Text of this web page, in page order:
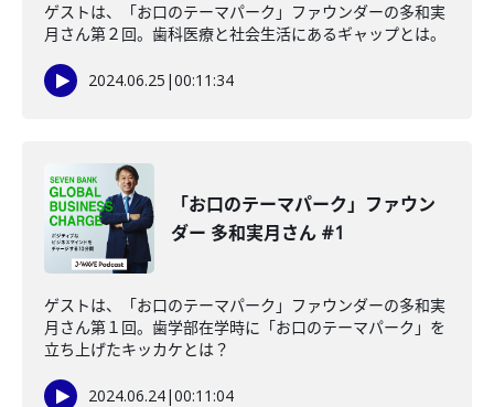
ゲストは、「お口のテーマパーク」ファウンダーの多和実
月さん第２回。歯科医療と社会生活にあるギャップとは。
2024.06.25 |00:11:34
「お口のテーマパーク」ファウン
ダー 多和実月さん #1
ゲストは、「お口のテーマパーク」ファウンダーの多和実
月さん第１回。歯学部在学時に「お口のテーマパーク」を
立ち上げたキッカケとは？
2024.06.24|00:11:04